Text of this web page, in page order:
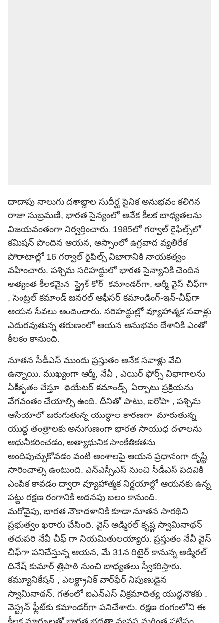
దాదాపు నాలుగు దశాబ్దాల సుదీర్ఘ సైనిక అనుభవం కలిగిన
రాజా సుబ్రమణి, భారత సైన్యంలో అనేక కీలక బాధ్యతలను
విజయవంతంగా నిర్వర్తించారు. 1985లో గర్వాల్ రైఫిల్స్‌లో
కమిషన్ పొందిన ఆయన, అస్సాంలో ఉగ్రవాద వ్యతిరేక
పోరాటాల్లో 16 గర్వాల్ రైఫిల్స్ విభాగానికి నాయకత్వం
వహించారు. పశ్చిమ సరిహద్దులో భారత సైన్యానికి చెందిన
అత్యంత కీలకమైన స్ట్రైక్ కోర్ కమాండర్‌గా, ఆర్మీ వైస్ చీఫ్‌గా
, సెంట్రల్ కమాండ్ జనరల్ ఆఫీసర్ కమాండింగ్-ఇన్-చీఫ్‌గా
ఆయన సేవలు అందించారు. సరిహద్దుల్లో వ్యూహాత్మక సవాళ్లు
ఎదురవుతున్న తరుణంలో ఆయన అనుభవం దేశానికి ఎంతో
కీలకం కానుంది.
నూతన సీడీఎస్ ముందు ప్రస్తుతం అనేక సవాళ్లు వేచి
ఉన్నాయి. ముఖ్యంగా ఆర్మీ, నేవీ , ఎయిర్ ఫోర్స్ విభాగాలను
ఏకీకృతం చేస్తూ థియేటర్ కమాండ్స్ ఏర్పాటు ప్రక్రియను
వేగవంతం చేయాల్సి ఉంది. దీనితో పాటు, ఐరోపా , పశ్చిమ
ఆసియాలో జరుగుతున్న యుద్ధాల కారణగా మారుతున్న
యుద్ధ తంత్రాలకు అనుగుణంగా భారత సాయుధ దళాలను
ఆధునీకరించడం, అత్యాధునిక సాంకేతికతను
అందిపుచ్చుకోవడం వంటి అంశాలపై ఆయన ప్రధానంగా దృష్టి
సారించాల్సి ఉంటుంది. ఎన్ఎస్సీఎస్ నుంచి సీడీఎస్ పదవికి
ఎంపిక కావడం ద్వారా వ్యూహాత్మక నిర్ణయాల్లో ఆయనకు ఉన్న
పట్టు రక్షణ రంగానికి అదనపు బలం కానుంది.
మరోవైపు, భారత నౌకాదళానికి కూడా నూతన సారథిని
ప్రభుత్వం ఖరారు చేసింది. వైస్ అడ్మిరల్ కృష్ణ స్వామినాథన్
తదుపరి నేవీ చీఫ్ గా నియమితులయ్యారు. ప్రస్తుతం నేవీ వైస్
చీఫ్‌గా పనిచేస్తున్న ఆయన, మే 31న రిటైర్ కానున్న అడ్మిరల్
దినేష్ కుమార్ త్రిపాఠి నుంచి బాధ్యతలు స్వీకరిస్తారు.
కమ్యూనికేషన్ , ఎలక్ట్రానిక్ వార్‌ఫేర్ నిపుణుడైన
స్వామినాథన్, గతంలో ఐఎన్ఎస్ విక్రమాదిత్య యుద్ధనౌకకు ,
వెస్ట్రన్ ఫ్లీట్‌కు కమాండర్‌గా పనిచేశారు. రక్షణ రంగంలోని ఈ
కీలక మార్పులతో భారత భద్రతా వ్యవస్థ మరింత పటిష్టం